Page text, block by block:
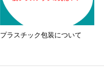
プラスチック包装について